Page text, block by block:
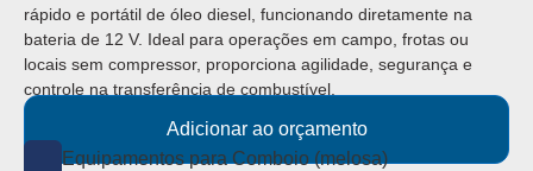
rápido e portátil de óleo diesel, funcionando diretamente na
bateria de 12 V. Ideal para operações em campo, frotas ou
locais sem compressor, proporciona agilidade, segurança e
controle na transferência de combustível.
Adicionar ao orçamento
Equipamentos para Comboio (melosa)